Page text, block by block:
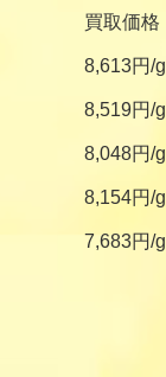
買取価格
8,613円/g
8,519円/g
8,048円/g
8,154円/g
7,683円/g